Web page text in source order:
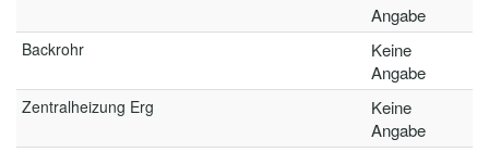
Angabe
Backrohr
Keine
Angabe
Zentralheizung Erg
Keine
Angabe